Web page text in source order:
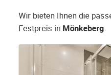
Wir bieten Ihnen die
Festpreis in Mönkeberg.